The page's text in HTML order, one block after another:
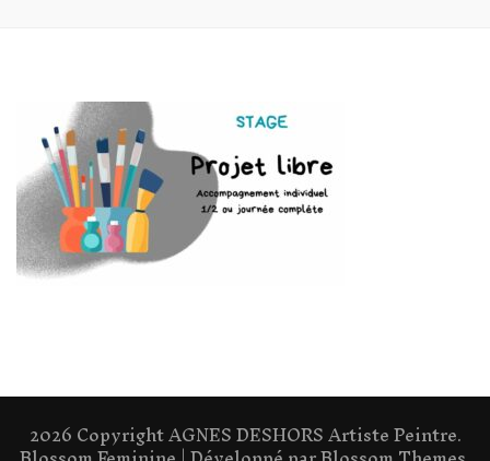
2026 CopyrightAGNES DESHORS Artiste Peintre.